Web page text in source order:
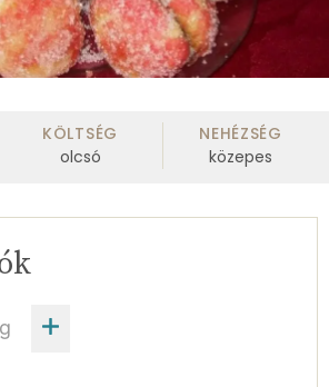
KÖLTSÉG
olcsó
NEHÉZSÉG
közepes